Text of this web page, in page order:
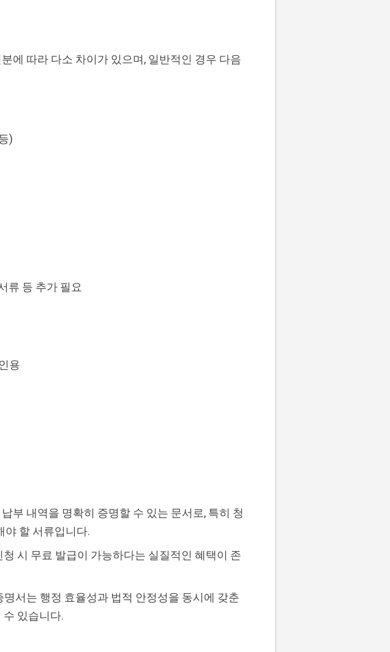
에 따라 다소 차이가 있으며, 일반적인 경우 다음
)
류 등 추가 필요
용
부 내역을 명확히 증명할 수 있는 문서로, 특히 청
야 할 서류입니다.
시 무료 발급이 가능하다는 실질적인 혜택이 존
서는 행정 효율성과 법적 안정성을 동시에 갖춘
있습니다.